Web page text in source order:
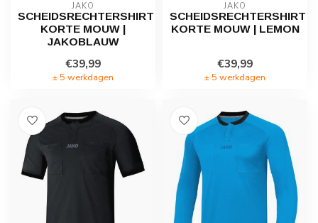
JAKO
SCHEIDSRECHTERSHIRT
KORTE MOUW |
JAKOBLAUW
€39,99
± 5 werkdagen
JAKO
SCHEIDSRECHTERSHIRT
KORTE MOUW | LEMON
€39,99
± 5 werkdagen